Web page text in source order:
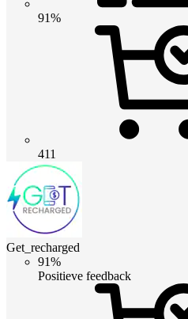
91%
411
Get_recharged
91%
Positieve feedback